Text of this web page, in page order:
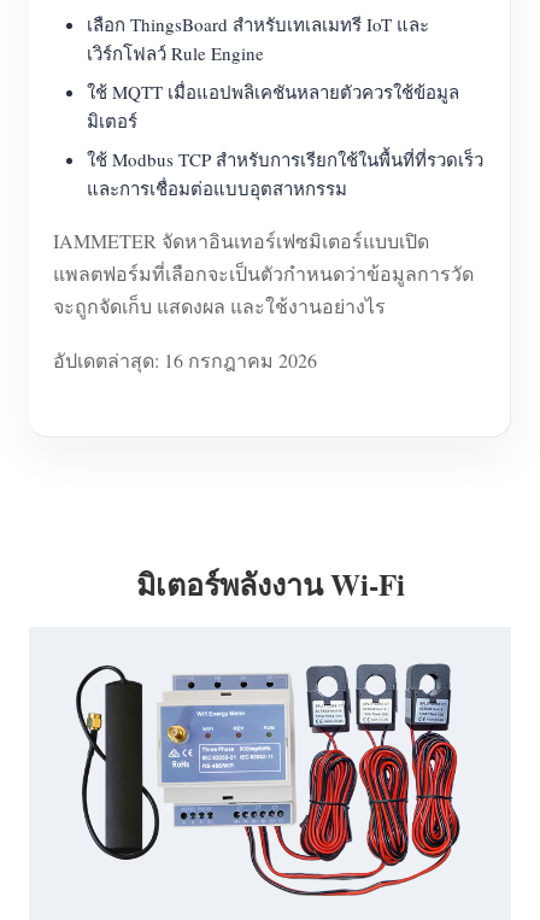
เลือก ThingsBoard สำหรับเทเลเมทรี IoT และ
เวิร์กโฟลว์ Rule Engine
ใช้ MQTT เมื่อแอปพลิเคชันหลายตัวควรใช้ข้อมูล
มิเตอร์
ใช้ Modbus TCP สำหรับการเรียกใช้ในพื้นที่ที่รวดเร็ว
และการเชื่อมต่อแบบอุตสาหกรรม
IAMMETER จัดหาอินเทอร์เฟซมิเตอร์แบบเปิด
แพลตฟอร์มที่เลือกจะเป็นตัวกำหนดว่าข้อมูลการวัด
จะถูกจัดเก็บ แสดงผล และใช้งานอย่างไร
อัปเดตล่าสุด: 16 กรกฎาคม 2026
มิเตอร์พลังงาน Wi-Fi